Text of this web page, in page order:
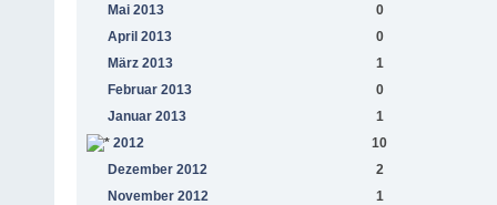
Mai 2013
0
April 2013
0
März 2013
1
Februar 2013
0
Januar 2013
1
2012
10
Dezember 2012
2
November 2012
1